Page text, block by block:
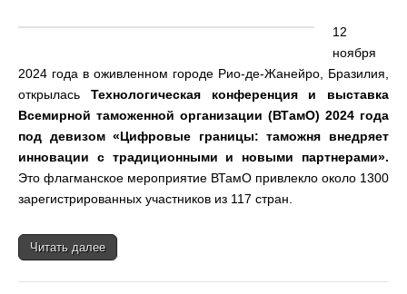
12
ноября
2024 года в оживленном городе Рио-де-Жанейро, Бразилия,
открылась Технологическая конференция и выставка
Всемирной таможенной организации (ВТамО) 2024 года
под девизом «Цифровые границы: таможня внедряет
инновации с традиционными и новыми партнерами».
Это флагманское мероприятие ВТамО привлекло около 1300
зарегистрированных участников из 117 стран.
Читать далее